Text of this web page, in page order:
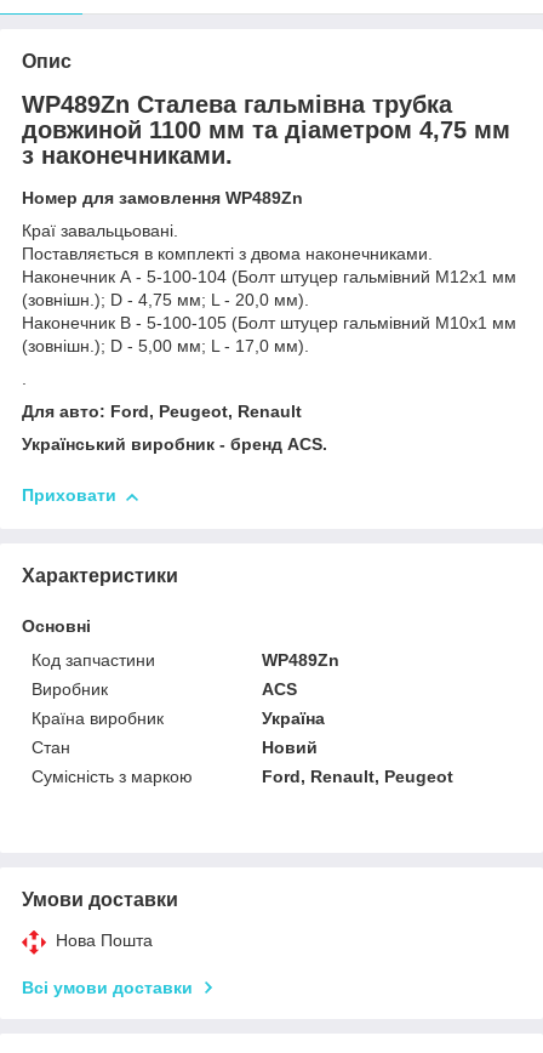
Опис
WP489Zn Сталева гальмівна трубка
довжиной 1100 мм та діаметром 4,75 мм
з наконечниками.
Номер для замовлення WP489Zn
Краї завальцьовані.
Поставляється в комплекті з двома наконечниками.
Наконечник А - 5-100-104 (Болт штуцер гальмівний М12х1 мм
(зовнішн.); D - 4,75 мм; L - 20,0 мм).
Наконечник В - 5-100-105 (Болт штуцер гальмівний М10х1 мм
(зовнішн.); D - 5,00 мм; L - 17,0 мм).
.
Для авто: Ford, Peugeot, Renault
Український виробник - бренд ACS.
Приховати
Характеристики
Основні
Код запчастини
WP489Zn
Виробник
ACS
Країна виробник
Україна
Стан
Новий
Сумісність з маркою
Ford, Renault, Peugeot
Умови доставки
Нова Пошта
Всі умови доставки